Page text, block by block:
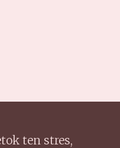
ten stres,